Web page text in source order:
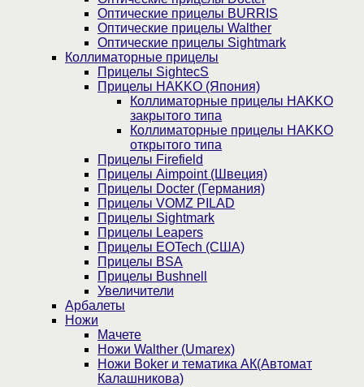
Оптические прицелы BURRIS
Оптические прицелы Walther
Оптические прицелы Sightmark
Коллиматорные прицелы
Прицелы SightecS
Прицелы HAKKO (Япония)
Коллиматорные прицелы HAKKO
закрытого типа
Коллиматорные прицелы HAKKO
открытого типа
Прицелы Firefield
Прицелы Aimpoint (Швеция)
Прицелы Docter (Германия)
Прицелы VOMZ PILAD
Прицелы Sightmark
Прицелы Leapers
Прицелы EOTech (США)
Прицелы BSA
Прицелы Bushnell
Увеличители
Арбалеты
Ножи
Мачете
Ножи Walther (Umarex)
Ножи Boker и тематика АК(Автомат
Калашникова)